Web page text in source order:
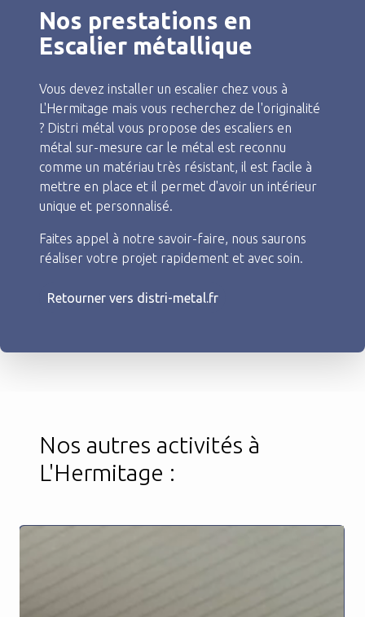
Nos prestations en
Escalier métallique
Vous devez installer un escalier chez vous à
L'Hermitage mais vous recherchez de l'originalité
? Distri métal vous propose des escaliers en
métal sur-mesure car le métal est reconnu
comme un matériau très résistant, il est facile à
mettre en place et il permet d'avoir un intérieur
unique et personnalisé.
Faites appel à notre savoir-faire, nous saurons
réaliser votre projet rapidement et avec soin.
Retourner vers distri-metal.fr
Nos autres activités à
L'Hermitage :